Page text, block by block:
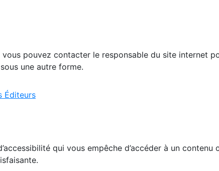
pouvez contacter le responsable du site internet
une autre forme.
Éditeurs
qui vous empêche d’accéder à un contenu